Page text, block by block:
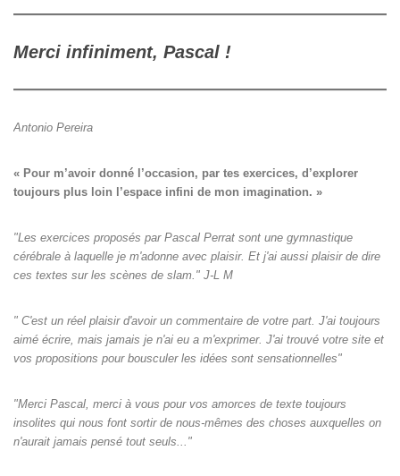
Merci infiniment, Pascal !
Antonio Pereira
« Pour m’avoir donné l’occasion, par tes exercices, d’explorer
toujours plus loin l’espace infini de mon imagination. »
"Les exercices proposés par Pascal Perrat sont une gymnastique
cérébrale à laquelle je m'adonne avec plaisir. Et j'ai aussi plaisir de dire
ces textes sur les scènes de slam." J-L M
" C'est un réel plaisir d'avoir un commentaire de votre part. J'ai toujours
aimé écrire, mais jamais je n'ai eu a m'exprimer. J'ai trouvé votre site et
vos propositions pour bousculer les idées sont sensationnelles"
"Merci Pascal, merci à vous pour vos amorces de texte toujours
insolites qui nous font sortir de nous-mêmes des choses auxquelles on
n'aurait jamais pensé tout seuls‌..."